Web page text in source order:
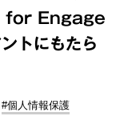
for Engage
トにもたら
#個人情報保護